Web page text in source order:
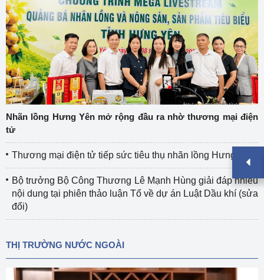
Nhãn lồng Hưng Yên mở rộng đầu ra nhờ thương mại điện
tử
Thương mại điện tử tiếp sức tiêu thụ nhãn lồng Hưng Yên
Bộ trưởng Bộ Công Thương Lê Mạnh Hùng giải đáp nhiều
nội dung tại phiên thảo luận Tổ về dự án Luật Dầu khí (sửa
đổi)
THỊ TRƯỜNG NƯỚC NGOÀI